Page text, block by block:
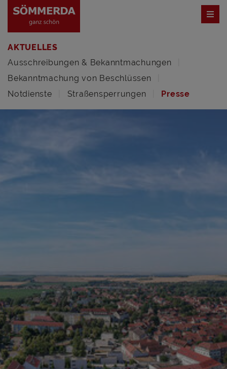
AKTUELLES
Ausschreibungen & Bekanntmachungen
Bekanntmachung von Beschlüssen
Notdienste
Straßensperrungen Presse